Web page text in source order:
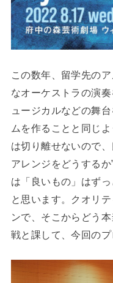
この数年、留学先の
なオーケストラの演
ュージカルなどの舞
ムを作ることと同じ
は切り離せないので
アレンジをどうする
は「良いもの」はず
と思います。クオリ
ンで、そこからどう
戦と課して、今回の